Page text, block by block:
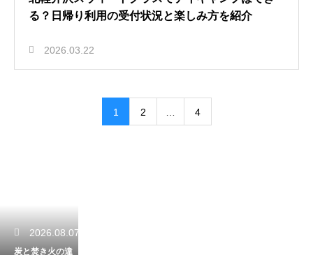
る？日帰り利用の受付状況と楽しみ方を紹介
2026.03.22
1 2 4
2026.08.07
炭と焚き火の違